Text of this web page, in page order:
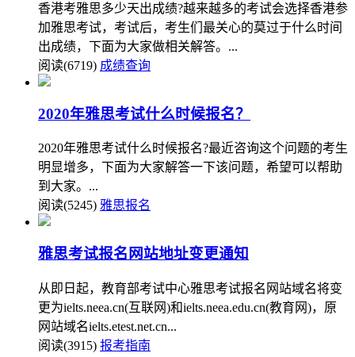
香港考雅思多少天出成绩?越来越多的考试会选择香港参
加雅思考试，考试后，考生们最关心的莫过于什么时间
出成绩，下面为大家做相关解答。...
阅读(6719) 成绩查询
2020年雅思考试什么时候报名？
2020年雅思考试什么时候报名?最近咨询这个问题的考生
明显增多，下面为大家解答一下该问题，希望可以帮助
到大家。...
阅读(5245) 雅思报名
雅思考试报名网站地址变更通知
从即日起，教育部考试中心雅思考试报名网站域名将变
更为ielts.neea.cn(互联网)和ielts.neea.edu.cn(教育网)，原
网站域名ielts.etest.net.cn...
阅读(3915) 报考指南